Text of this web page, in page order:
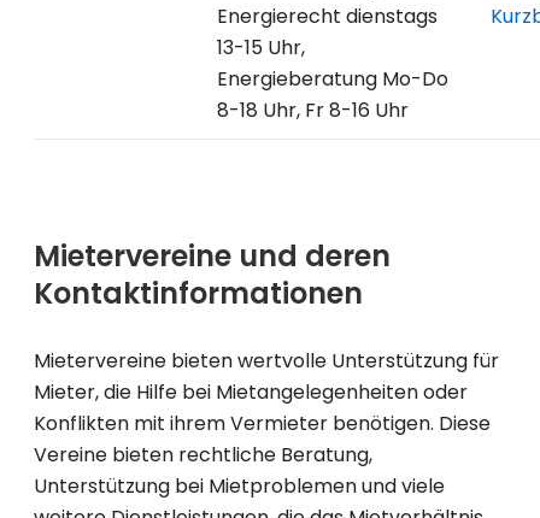
Energierecht dienstags
13-15 Uhr,
Energieberatung Mo-Do
8-18 Uhr, Fr 8-16 Uhr
Mietervereine und deren
Kontaktinformationen
Mietervereine bieten wertvolle Unterstützung für
Mieter, die Hilfe bei Mietangelegenheiten oder
Konflikten mit ihrem Vermieter benötigen. Diese
Vereine bieten rechtliche Beratung,
Unterstützung bei Mietproblemen und viele